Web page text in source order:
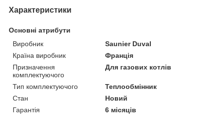
Характеристики
Основні атрибути
Виробник
Saunier Duval
Країна виробник
Франція
Призначення
комплектуючого
Для газових котлів
Тип комплектуючого
Теплообмінник
Стан
Новий
Гарантія
6 місяців